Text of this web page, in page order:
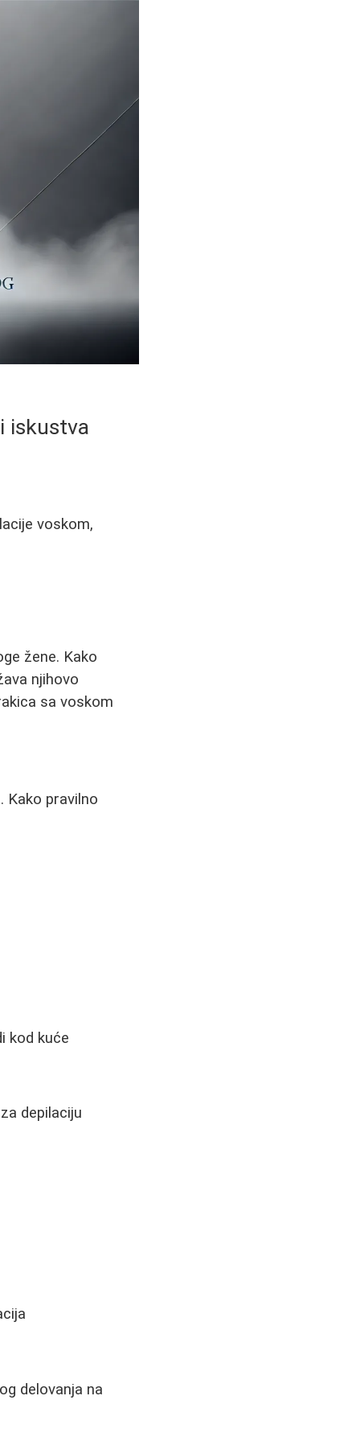
iskustva
voskom,
žene. Kako
njihovo
sa voskom
Kako pravilno
kod kuće
depilaciju
delovanja na